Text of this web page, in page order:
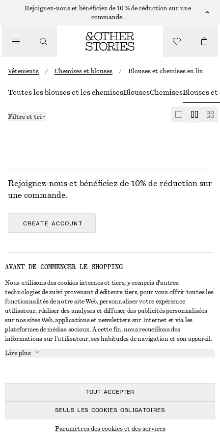
Rejoignez-nous et bénéficiez de 10 % de réduction sur une
commande.
Vêtements / Chemises et blouses / Blouses et chemises en lin
Toutes les blouses et les chemisesBlousesChemisesBlouses et
Filtre et tri
NOUS CONTACTER
Nous contacter
Trouver un magasin
Affilié(e)s
Emplois
Presse
Instagram
Pinterest
Facebook
Youtube
SERVICE CLIENT
Paiement
Livraison
Retour et remboursement
FAQ
Réduction étudiant
Conditions générales
Conditions générales d’adhésion
À PROPOS
À propos de nous
Rejoignez-nous et bénéficiez de 10% de réduction sur
une commande.
CREATE ACCOUNT
© 2026 & OTHER STORIES
AVANT DE COMMENCER LE SHOPPING
Nous utilisons des cookies internes et tiers, y compris d'autres
technologies de suivi provenant d'éditeurs tiers, pour vous offrir toutes les
fonctionnalités de notre site Web, personnaliser votre expérience
utilisateur, réaliser des analyses et diffuser des publicités personnalisées
sur nos sites Web, applications et newsletters sur Internet et via les
plateformes de médias sociaux. À cette fin, nous recueillons des
informations sur l'utilisateur, ses habitudes de navigation et son appareil.
Lire plus
TOUT ACCEPTER
SEULS LES COOKIES OBLIGATOIRES
Paramètres des cookies et des services